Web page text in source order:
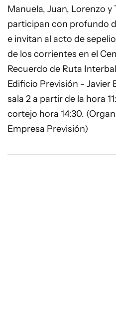
Manuela, Juan, Lorenzo
participan con profundo
e invitan al acto de
de los corrientes en el
Recuerdo de Ruta
Edificio Previsión - Javier
sala 2 a partir de la hora
cortejo hora 14:30.
Empresa Previsión)